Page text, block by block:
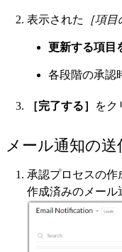
表示された ［項目
更新する項目
各段階の承認
［完了する］ をク
メール通知の送
承認プロセスの作
作成済みのメール